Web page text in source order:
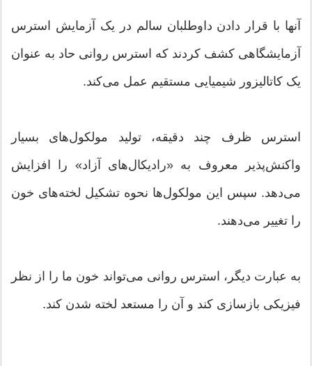
آنها با قرار دادن داوطلبان سالم در یک آزمایش استرس
آزمایشگاهی کشف کردند که استرس روانی حاد به عنوان
یک کاتالیزور شیمیایی مستقیم عمل می‌کند.
استرس ظرف چند دقیقه، تولید مولکول‌های بسیار
واکنش‌پذیر معروف به «رادیکال‌های آزاد» را افزایش
می‌دهد. سپس این مولکول‌ها نحوه تشکیل لخته‌های خون
را تغییر می‌دهند.
به عبارت دیگر، استرس روانی می‌تواند خون ما را از نظر
فیزیکی بازسازی کند و آن را مستعد لخته شدن کند.